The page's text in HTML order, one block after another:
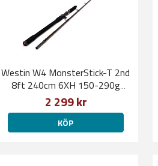
Westin W4 MonsterStick-T 2nd
8ft 240cm 6XH 150-290g
1+1sec
2 299 kr
KÖP